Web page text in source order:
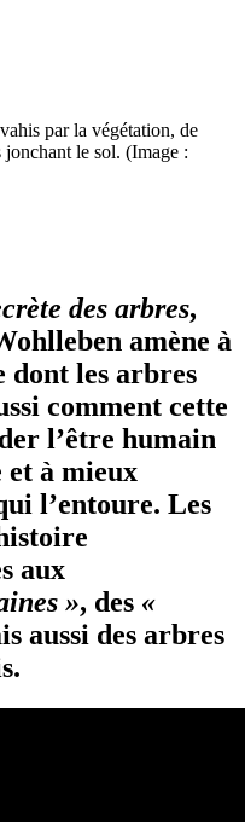
par la végétation, de
jonchant le sol. (Image :
des arbres,
amène à
dont les arbres
comment cette
l’être humain
et à mieux
l’entoure. Les
aux
», des «
aussi des arbres